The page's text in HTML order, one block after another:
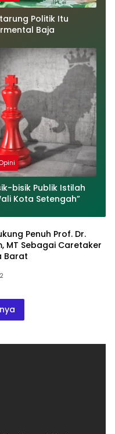
Politik Itu
Baja
bisik Publik Istilah
Kota Setengah”
Penuh Prof. Dr.
MT Sebagai Caretaker
Barat